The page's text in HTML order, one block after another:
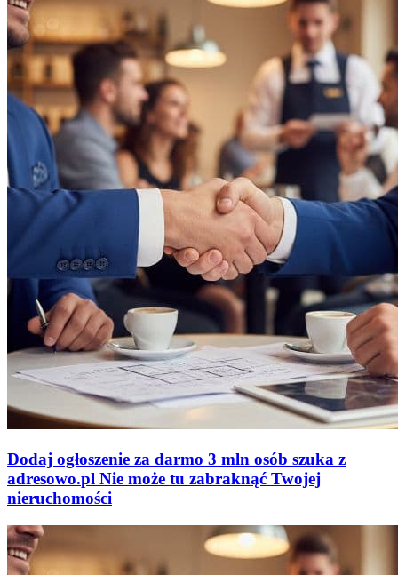
Dodaj ogłoszenie za darmo 3 mln osób szuka z
adresowo.pl Nie może tu zabraknąć Twojej
nieruchomości